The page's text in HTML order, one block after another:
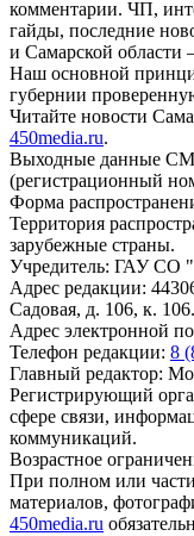
комментарии. ЧП,
гайды, последние
и Самарской
Наш основной
губернии
Читайте новости
450media.ru.
Выходные данные
(регистрационный
Форма
Территория
зарубежные страны.
Учредитель: ГАУ СО
Адрес редакции:
Садовая, д. 106, к. 106.
Адрес электронной
Телефон редакции: 8
Главный редактор:
Регистрирующий
сфере связи,
коммуникаций.
Возрастное
При полном или
материалов,
450media.ru